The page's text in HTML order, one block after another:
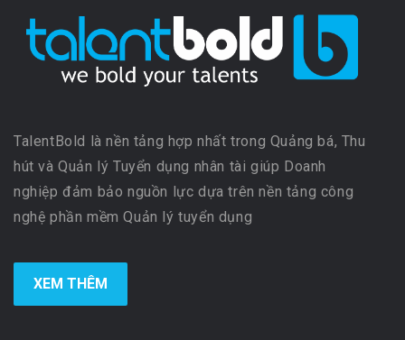
TalentBold là nền tảng hợp nhất trong Quảng bá, Thu
hút và Quản lý Tuyển dụng nhân tài giúp Doanh
nghiệp đảm bảo nguồn lực dựa trên nền tảng công
nghệ phần mềm Quản lý tuyển dụng
XEM THÊM